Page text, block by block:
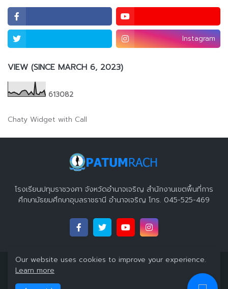
Instagram
VIEW (SINCE MARCH 6, 2023)
613082
Chaty Widget with Call
โรงเรียนปทุมราชวงศา จังหวัดอำนาจเจริญ สำนักงานเขตพื้นที่การ
ศึกษามัธยมศึกษาอุบลราชธานี อำนาจเจริญ โทร. 045-525-469
Copyright 2023 ©
Our website uses cookies to improve your experience.
Learn more